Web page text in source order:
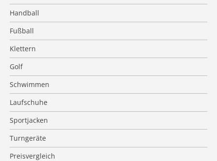
Handball
Fußball
Klettern
Golf
Schwimmen
Laufschuhe
Sportjacken
Turngeräte
Preisvergleich